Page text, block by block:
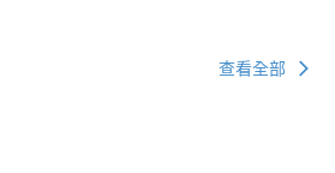
查看全部